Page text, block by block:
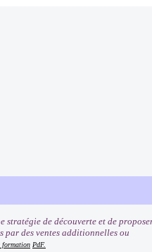
de découverte et de
par des ventes additionnelles ou
formation PdF.